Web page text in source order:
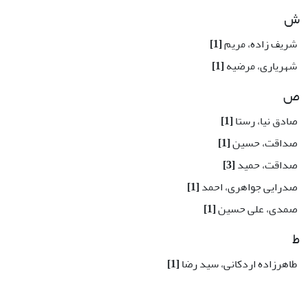
ش
شریف زاده، مریم[1]
شهریاری، مرضیه[1]
ص
صادق نیا، رستا[1]
صداقت، حسین[1]
صداقت، حمید[3]
صدرایی جواهری، احمد[1]
صمدی، علی حسین[1]
ط
طاهرزاده اردکانی، سید رضا[1]